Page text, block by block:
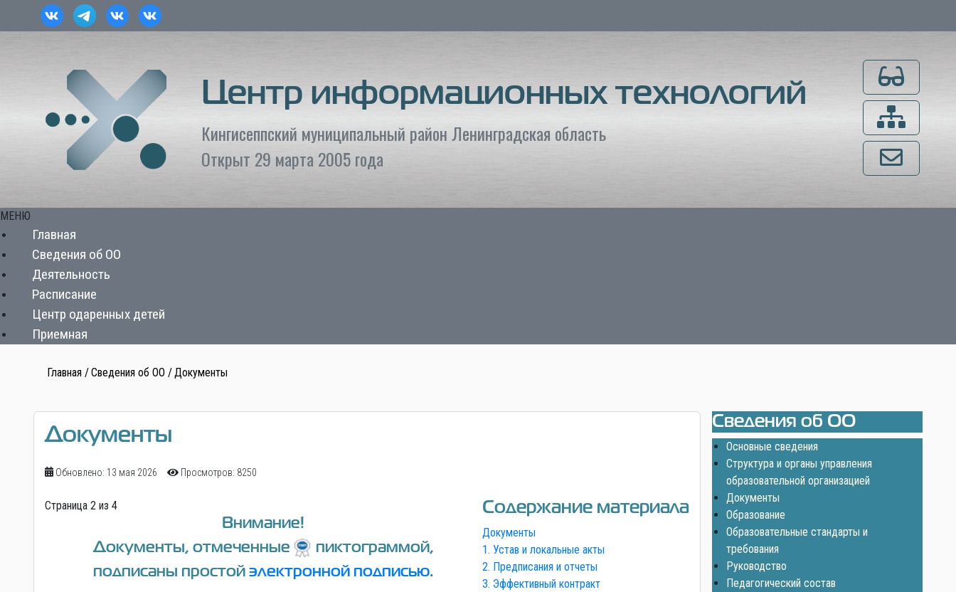
Центр информационных технологий
Кингисеппский муниципальный район Ленинградская область
Открыт 29 марта 2005 года
Для
Карта сайта
Напишите нам
МЕНЮ
Главная
Сведения об ОО
Деятельность
Расписание
Центр одаренных детей
Приемная
Главная Сведения об ОО Документы
Документы
Обновлено: 13 мая 2026 Просмотров: 8250
Содержание материала
Документы
1. Устав и локальные акты
2. Предписания и отчеты
3. Эффективный контракт
Страница 2 из 4
Внимание!
Документы, отмеченные
пиктограммой,
подписаны простойэлектронной подписью.
Сведения об ОО
Основные сведения
Структура и органы управления
образовательной организацией
Документы
Образование
Образовательные стандарты и
требования
Руководство
Педагогический состав